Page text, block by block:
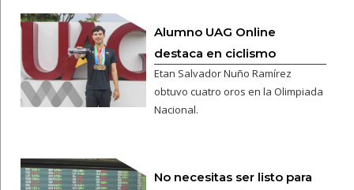
Alumno UAG Online
destaca en ciclismo
Etan Salvador Nuño Ramírez
obtuvo cuatro oros en la Olimpiada
Nacional.
No necesitas ser listo para